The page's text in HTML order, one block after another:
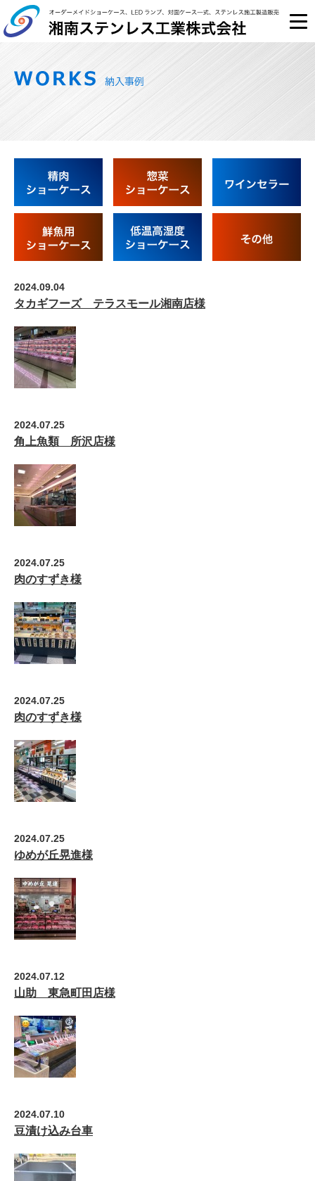
2024.09.04
タカギフーズ テラスモール湘南店様
2024.07.25
角上魚類 所沢店様
2024.07.25
肉のすずき様
2024.07.25
肉のすずき様
2024.07.25
ゆめが丘晃進様
2024.07.12
山助 東急町田店様
2024.07.10
豆漬け込み台車